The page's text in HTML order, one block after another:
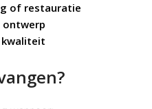
of restauratie
kwaliteit